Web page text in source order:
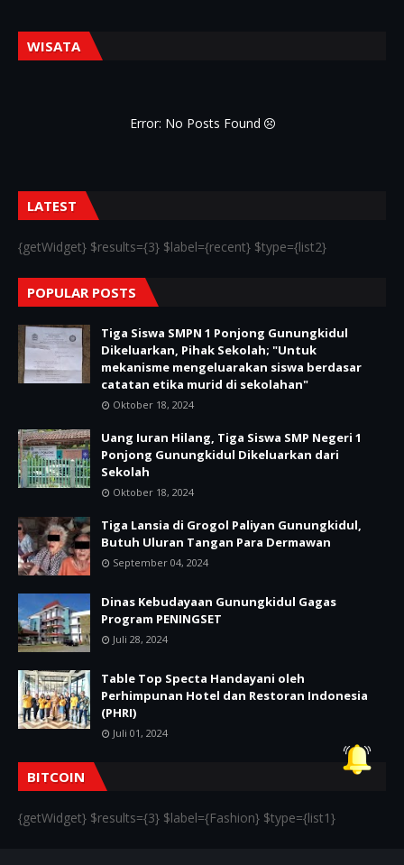
WISATA
Error: No Posts Found
LATEST
{getWidget} $results={3} $label={recent} $type={list2}
POPULAR POSTS
Tiga Siswa SMPN 1 Ponjong Gunungkidul
Dikeluarkan, Pihak Sekolah; "Untuk
mekanisme mengeluarakan siswa berdasar
catatan etika murid di sekolahan"
Oktober 18, 2024
Uang Iuran Hilang, Tiga Siswa SMP Negeri 1
Ponjong Gunungkidul Dikeluarkan dari
Sekolah
Oktober 18, 2024
Tiga Lansia di Grogol Paliyan Gunungkidul,
Butuh Uluran Tangan Para Dermawan
September 04, 2024
Dinas Kebudayaan Gunungkidul Gagas
Program PENINGSET
Juli 28, 2024
Table Top Specta Handayani oleh
Perhimpunan Hotel dan Restoran Indonesia
(PHRI)
Juli 01, 2024
BITCOIN
{getWidget} $results={3} $label={Fashion} $type={list1}